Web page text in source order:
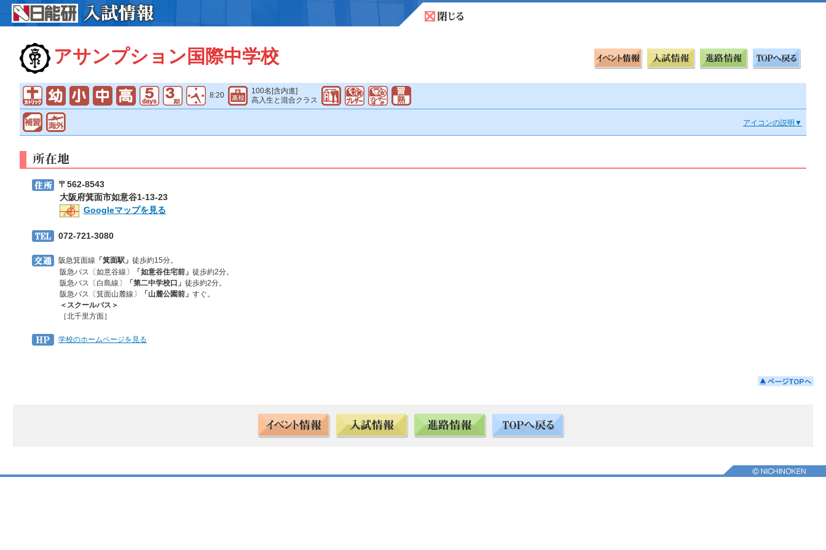
アサンプション国際中学校
8:20
100名[含内進]
高入生と混合クラス
アイコンの説明▼
〒562-8543
大阪府箕面市如意谷1-13-23
Googleマップを見る
072-721-3080
阪急箕面線 「箕面駅」 徒歩約15分。
阪急バス〔如意谷線〕
「如意谷住宅前」 徒歩約2分。
阪急バス〔白島線〕
「第二中学校口」 徒歩約2分。
阪急バス〔箕面山麓線〕
「山麓公園前」 すぐ。
＜スクールバス＞
［北千里方面］
学校のホームページを見る